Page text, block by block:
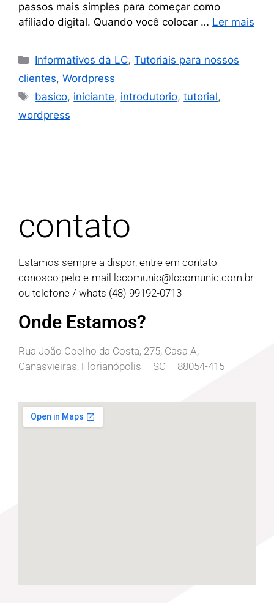
passos mais simples para começar como
afiliado digital. Quando você colocar … Ler mais
Informativos da LC,Tutoriais para nossos
clientes, Wordpress
basico, iniciante, introdutorio,tutorial,
wordpress
contato
Estamos sempre a dispor, entre em contato
conosco pelo e-mail lccomunic@lccomunic.com.br
ou telefone / whats (48) 99192-0713
Onde Estamos?
Rua João Coelho da Costa, 275, Casa A,
Canasvieiras, Florianópolis – SC – 88054-415